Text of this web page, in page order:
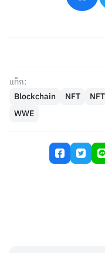
แท็ก:
Blockchain
NFT
WWE